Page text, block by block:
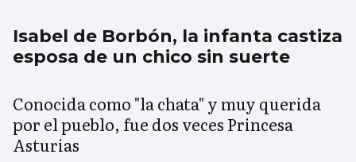
Isabel de Borbón, la infanta castiza
esposa de un chico sin suerte
Conocida como "la chata" y muy querida
por el pueblo, fue dos veces Princesa
Asturias